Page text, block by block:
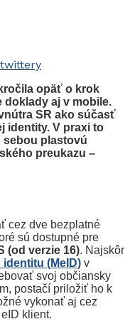
opäť o krok
doklady aj v mobile.
SR ako súčasť
identity. V praxi to
sebou plastovú
preukazu –
cez dve bezplatné
sú dostupné pre
(od verzie 16). Najskôr
(MeID) v
svoj občiansky
postačí priložiť ho k
vykonať aj cez
klient.